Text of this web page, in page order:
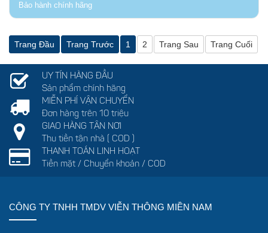
Bảo hành chính hãng
Trang Đầu Trang Trước 1 2 Trang Sau Trang Cuối
UY TÍN HÀNG ĐẦU
Sản phẩm chính hãng
MIỄN PHÍ VẬN CHUYỂN
Đơn hàng trên 10 triệu
GIAO HÀNG TẬN NƠI
Thu tiền tận nhà ( COD )
THANH TOÁN LINH HOẠT
Tiền mặt / Chuyển khoản / COD
CÔNG TY TNHH TMDV VIỄN THÔNG MIỀN NAM